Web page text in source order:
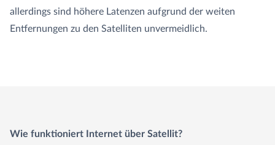
allerdings sind höhere Latenzen aufgrund der weiten
Entfernungen zu den Satelliten unvermeidlich.
Wie funktioniert Internet über Satellit?